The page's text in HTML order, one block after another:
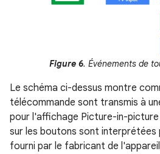
Figure 6. Événements de
Le schéma ci-dessus montre
télécommande sont transmis à
pour l'affichage Picture-in-picture
sur les boutons sont interprétées
fourni par le fabricant de